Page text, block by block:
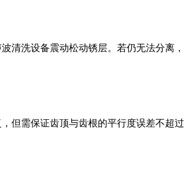
清洗设备震动松动锈层。若仍无法分离，
但需保证齿顶与齿根的平行度误差不超过